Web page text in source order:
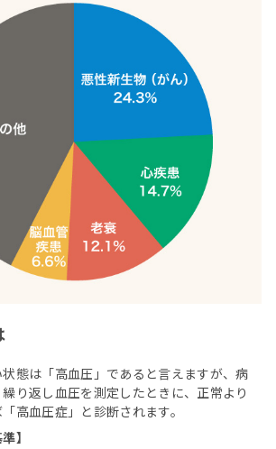
態は「高血圧」であると言えますが、病
り返し血圧を測定したときに、正常より
高血圧症」と診断されます。
】